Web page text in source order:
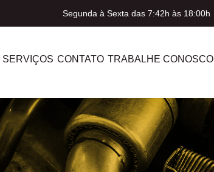
Segunda à Sexta das 7:42h às 18:00h
SERVIÇOS CONTATO TRABALHE CONOSCO